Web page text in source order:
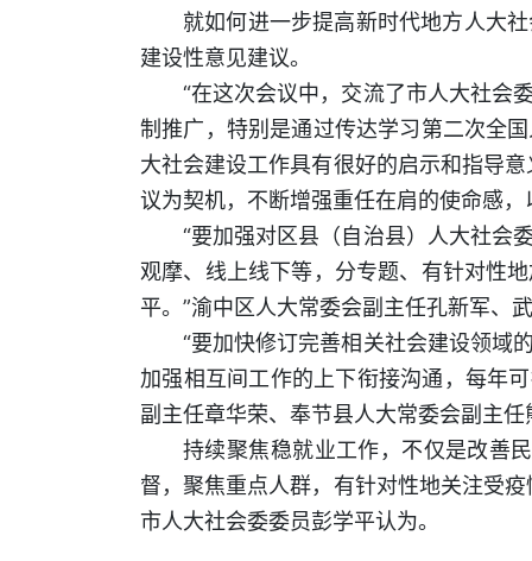
就如何进一步提高新时代地方人大
建设性意见建议。
“在这次会议中，交流了市人大社会
制推广，特别是通过传达学习第二次全
大社会建设工作具有很好的启示和指导
议为契机，不断增强重任在肩的使命感
“要加强对区县（自治县）人大社会
观摩、线上线下等，分专题、有针对性
平。”渝中区人大常委会副主任孔新军、
“要加快修订完善相关社会建设领域
加强相互间工作的上下衔接沟通，每年
副主任章华荣、奉节县人大常委会副主
持续聚焦稳就业工作，不仅是改善
督，聚焦重点人群，有针对性地关注受
市人大社会委委员彭学平认为。